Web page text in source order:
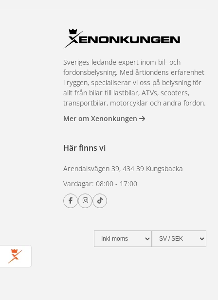
Sveriges ledande expert inom bil- och
fordonsbelysning. Med årtiondens erfarenhet
i ryggen, specialiserar vi oss på belysning för
allt från bilar till lastbilar, ATVs, scooters,
transportbilar, motorcyklar och andra fordon.
Mer om Xenonkungen
Här finns vi
Arendalsvägen 39, 434 39 Kungsbacka
Vardagar: 08:00 - 17:00